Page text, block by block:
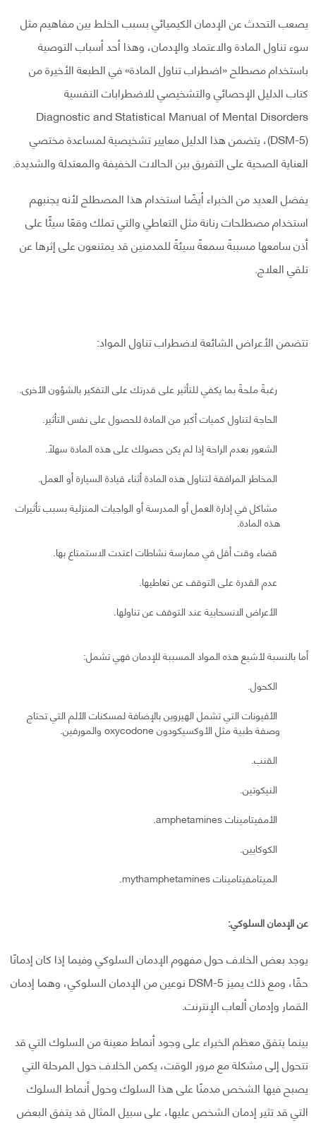
يصعب التحدث عن الإدمان الكيميائي بسبب الخلط بين مفاهيم مثل
سوء تناول المادة والاعتماد والإدمان، وهذا أحد أسباب التوصية
باستخدام مصطلح «اضطراب تناول المادة» في الطبعة الأخيرة من
كتاب الدليل الإحصائي والتشخيصي للاضطرابات النفسية
Diagnostic and Statistical Manual of Mental Disorders
(DSM-5)، يتضمن هذا الدليل معايير تشخيصية لمساعدة مختصي
العناية الصحية على التفريق بين الحالات الخفيفة والمعتدلة والشديدة.
يفضل العديد من الخبراء أيضًا استخدام هذا المصطلح لأنه يجنبهم
استخدام مصطلحات رنانة مثل التعاطي والتي تملك وقعًا سيئًا على
أذن سامعها مسببةً سمعةً سيئةً للمدمنين قد يمتنعون على إثرها عن
تلقي العلاج.
تتضمن الأعراض الشائعة لاضطراب تناول المواد:
رغبةً ملحةً بما يكفي للتأثير على قدرتك على التفكير بالشؤون الأخرى.
الحاجة لتناول كميات أكبر من المادة للحصول على نفس التأثير.
الشعور بعدم الراحة إذا لم يكن حصولك على هذه المادة سهلًا.
المخاطر المرافقة لتناول هذه المادة أثناء قيادة السيارة أو العمل.
مشاكل في إدارة العمل أو المدرسة أو الواجبات المنزلية بسبب تأثيرات
هذه المادة.
قضاء وقت أقل في ممارسة نشاطات اعتدت الاستمتاع بها.
عدم القدرة على التوقف عن تعاطيها.
الأعراض الانسحابية عند التوقف عن تناولها.
أما بالنسبة لأشيع هذه المواد المسببة للإدمان فهي تشمل:
الكحول.
الأفيونات التي تشمل الهيروين بالإضافة لمسكنات الألم التي تحتاج
وصفة طبية مثل الأوكسيكودون oxycodone والمورفين.
القنب.
النيكوتين.
الأمفيتامينات amphetamines.
الكوكايين.
الميتامفيتامينات mythamphetamines.
عن الإدمان السلوكي:
يوجد بعض الخلاف حول مفهوم الإدمان السلوكي وفيما إذا كان إدمانًا
حقًا، ومع ذلك يميز DSM-5 نوعين من الإدمان السلوكي، وهما إدمان
القمار وإدمان ألعاب الإنترنت.
بينما يتفق معظم الخبراء على وجود أنماط معينة من السلوك التي قد
تتحول إلى مشكلة مع مرور الوقت، يكمن الخلاف حول المرحلة التي
يصبح فيها الشخص مدمنًا على هذا السلوك وحول أنماط السلوك
التي قد تثير إدمان الشخص عليها، على سبيل المثال قد يتفق البعض